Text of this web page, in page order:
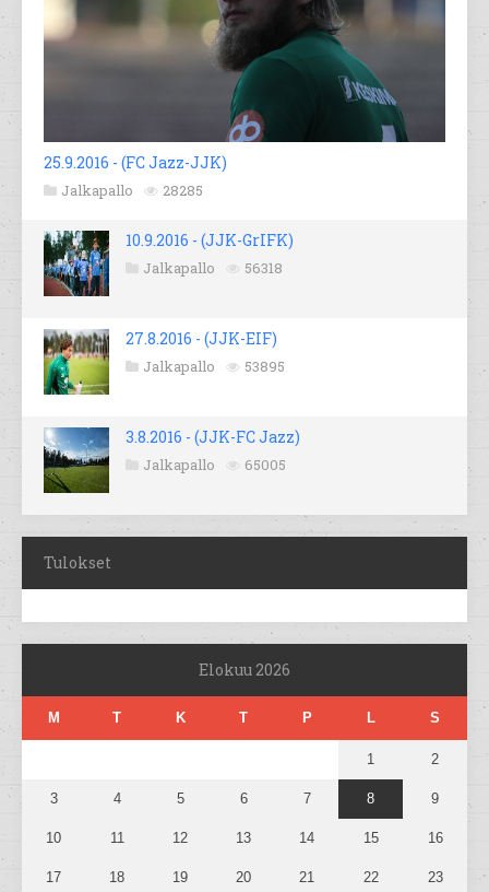
25.9.2016 - (FC Jazz-JJK)
Jalkapallo 28285
10.9.2016 - (JJK-GrIFK)
Jalkapallo 56318
27.8.2016 - (JJK-EIF)
Jalkapallo 53895
3.8.2016 - (JJK-FC Jazz)
Jalkapallo 65005
Tulokset
Elokuu 2026
M T K T P L S
1 2
3 4 5 6 7 8 9
10 11 12 13 14 15 16
17 18 19 20 21 22 23